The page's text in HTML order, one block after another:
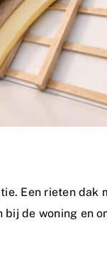
Een rieten dak
de woning en